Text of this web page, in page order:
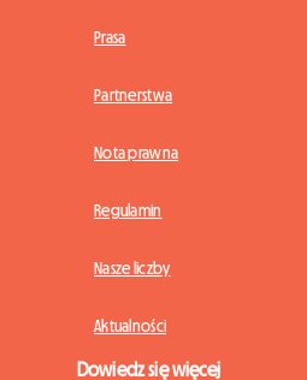
Prasa
Partnerstwa
Nota prawna
Regulamin
Nasze liczby
Aktualności
Dowiedz się więcej